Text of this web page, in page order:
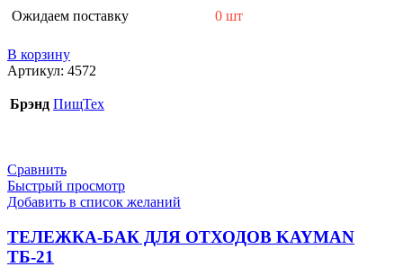
Ожидаем поставку
0 шт
В корзину
Артикул: 4572
Брэнд ПищТех
Сравнить
Быстрый просмотр
Добавить в список желаний
ТЕЛЕЖКА-БАК ДЛЯ ОТХОДОВ KAYMAN
ТБ-21